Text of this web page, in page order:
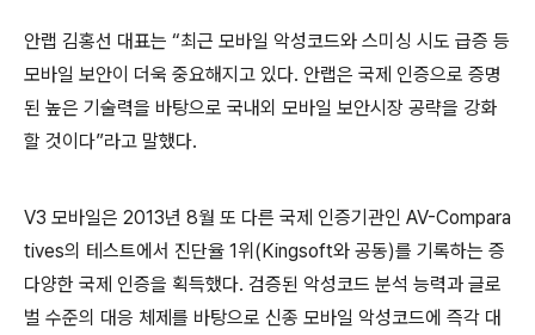
안랩 김홍선 대표는 “최근 모바일 악성코드와 스미싱 시도 급증 등
모바일 보안이 더욱 중요해지고 있다. 안랩은 국제 인증으로 증명
된 높은 기술력을 바탕으로 국내외 모바일 보안시장 공략을 강화
할 것이다”라고 말했다.
V3 모바일은 2013년 8월 또 다른 국제 인증기관인 AV-Compara
tives의 테스트에서 진단율 1위 (Kingsoft와 공동)를 기록하는 증
다양한 국제 인증을 획득했다. 검증된 악성코드 분석 능력과 글로
벌 수준의 대응 체제를 바탕으로 신종 모바일 악성코드에 즉각 대